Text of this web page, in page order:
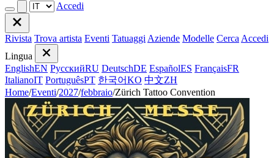
Accedi
Rivista Trova artista Eventi Tatuaggi Aziende Modelle Cerca Accedi
Lingua
EnglishEN РусскийRU DeutschDE EspañolES FrançaisFR
ItalianoIT PortuguêsPT 한국어KO 中文ZH
Home/Eventi/2027/febbraio/Zürich Tattoo Convention